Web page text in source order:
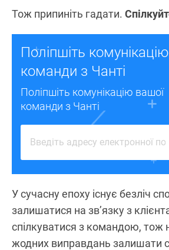
Тож припиніть гадати.
Поліпшіть
команди з Чанті
Поліпшіть комунікацію вашої
команди з Чанті
У сучасну епоху існує безліч
залишатися на зв’язку з
спілкуватися з командою, тож
жодних виправдань залишати